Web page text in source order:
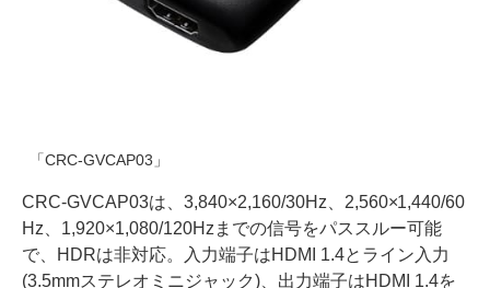
「CRC-GVCAP03」
CRC-GVCAP03は、3,840×2,160/30Hz、2,560×1,440/60
Hz、1,920×1,080/120Hzまでの信号をパススルー可能
で、HDRは非対応。入力端子はHDMI 1.4とライン入力
(3.5mmステレオミニジャック)、出力端子はHDMI 1.4を